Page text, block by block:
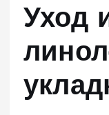
Уход